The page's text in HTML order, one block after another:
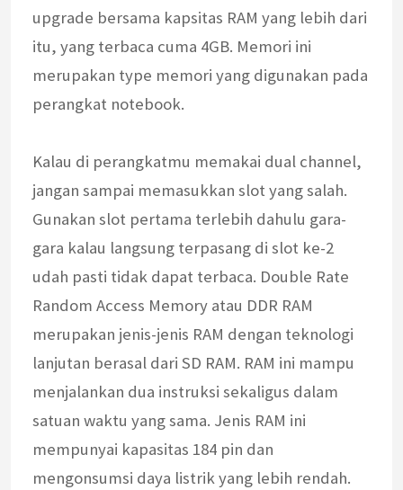
upgrade bersama kapsitas RAM yang lebih dari
itu, yang terbaca cuma 4GB. Memori ini
merupakan type memori yang digunakan pada
perangkat notebook.
Kalau di perangkatmu memakai dual channel,
jangan sampai memasukkan slot yang salah.
Gunakan slot pertama terlebih dahulu gara-
gara kalau langsung terpasang di slot ke-2
udah pasti tidak dapat terbaca. Double Rate
Random Access Memory atau DDR RAM
merupakan jenis-jenis RAM dengan teknologi
lanjutan berasal dari SD RAM. RAM ini mampu
menjalankan dua instruksi sekaligus dalam
satuan waktu yang sama. Jenis RAM ini
mempunyai kapasitas 184 pin dan
mengonsumsi daya listrik yang lebih rendah.